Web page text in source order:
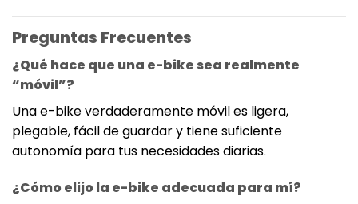
Preguntas Frecuentes
¿Qué hace que una e-bike sea realmente
“móvil”?
Una e-bike verdaderamente móvil es ligera,
plegable, fácil de guardar y tiene suficiente
autonomía para tus necesidades diarias.
¿Cómo elijo la e-bike adecuada para mí?